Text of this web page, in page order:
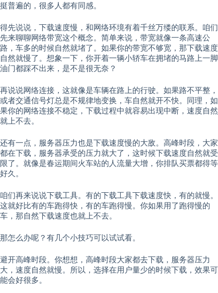
挺普遍的，很多人都有同感。
得先说说，下载速度慢，和网络环境有着千丝万缕的联系。咱们
先来聊聊网络带宽这个概念。简单来说，带宽就像一条高速公
路，车多的时候自然就堵了。如果你的带宽不够宽，那下载速度
自然就慢了。想象一下，你开着一辆小轿车在拥堵的马路上一脚
油门都踩不出来，是不是很无奈？
再说说网络连接，这就像是车辆在路上的行驶。如果路不平整，
或者交通信号灯总是不规律地变换，车自然就开不快。同理，如
果你的网络连接不稳定，下载过程中就容易出现中断，速度自然
就上不去。
还有一点，服务器压力也是下载速度慢的大敌。高峰时段，大家
都在下载，服务器承受的压力就大了，这时候下载速度自然就受
限了。就像是春运期间火车站的人流量大增，你排队买票都得等
好久。
咱们再来说说下载工具。有的下载工具下载速度快，有的就慢。
这就好比有的车跑得快，有的车跑得慢。你如果用了跑得慢的
车，那自然下载速度也就上不去。
那怎么办呢？有几个小技巧可以试试看。
避开高峰时段。你想想，高峰时段大家都去下载，服务器压力
大，速度自然就慢。所以，选择在用户量少的时候下载，效果可
能会好很多。